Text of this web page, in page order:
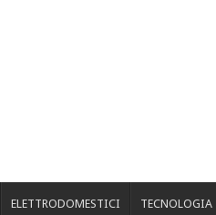
ELETTRODOMESTICI TECNOLOGIA